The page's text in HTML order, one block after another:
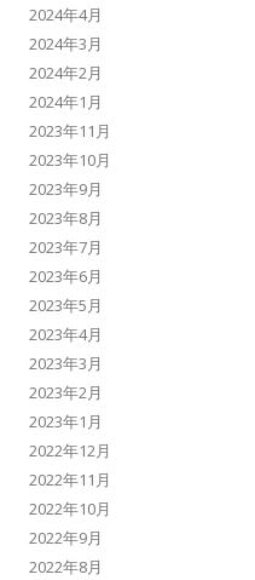
2024年4月
2024年3月
2024年2月
2024年1月
2023年11月
2023年10月
2023年9月
2023年8月
2023年7月
2023年6月
2023年5月
2023年4月
2023年3月
2023年2月
2023年1月
2022年12月
2022年11月
2022年10月
2022年9月
2022年8月